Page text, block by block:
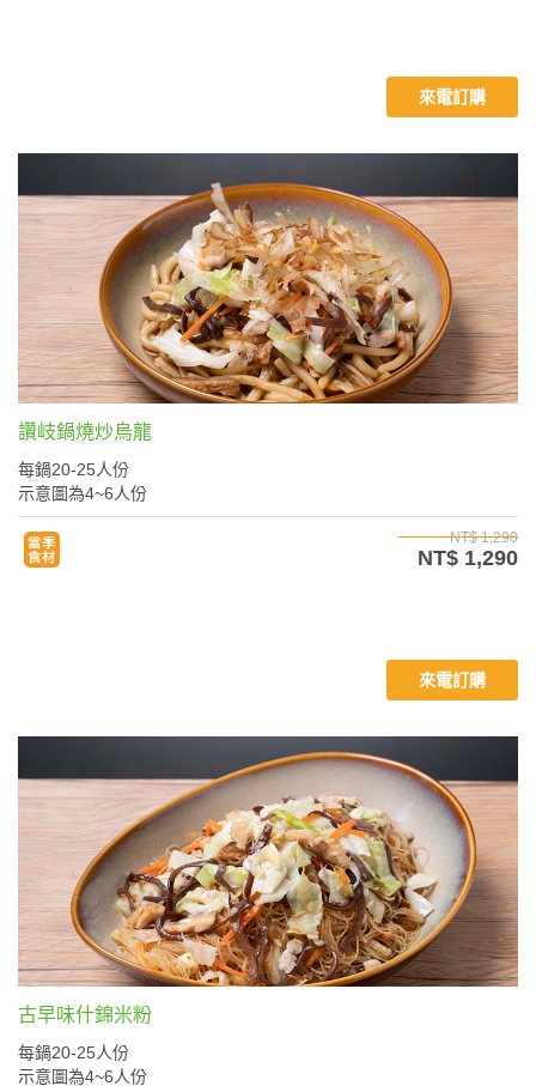
來電訂購
讚岐鍋燒炒烏龍
每鍋20-25人份
示意圖為4~6人份
NT$ 1,290
NT$ 1,290
來電訂購
古早味什錦米粉
每鍋20-25人份
示意圖為4~6人份